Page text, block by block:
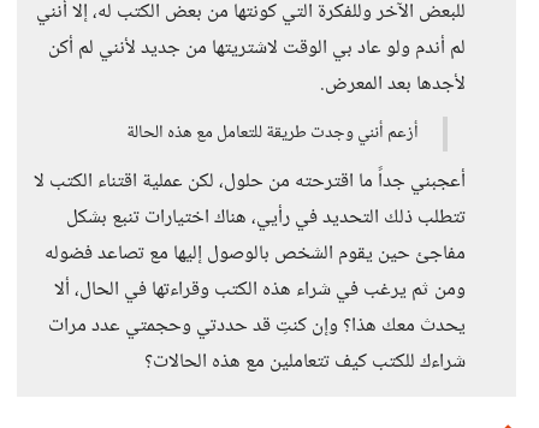
للبعض الآخر وللفكرة التي كونتها من بعض الكتب له، إلا أنني
لم أندم ولو عاد بي الوقت لاشتريتها من جديد لأنني لم أكن
لأجدها بعد المعرض.
أزعم أنني وجدت طريقة للتعامل مع هذه الحالة
أعجبني جداً ما اقترحته من حلول، لكن عملية اقتناء الكتب لا
تتطلب ذلك التحديد في رأيي، هناك اختيارات تنبع بشكل
مفاجئ حين يقوم الشخص بالوصول إليها مع تصاعد فضوله
ومن ثم يرغب في شراء هذه الكتب وقراءتها في الحال، ألا
يحدث معك هذا؟ وإن كنتِ قد حددتي وحجمتي عدد مرات
شراءك للكتب كيف تتعاملين مع هذه الحالات؟